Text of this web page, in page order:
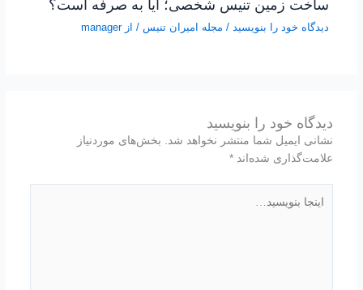
ساخت زمین تنیس شخصی؛ آیا به صرفه است؟
دیدگاه‌ خود را بنویسید / مجله امیران تنیس / از manager
دیدگاه‌ خود را بنویسید
نشانی ایمیل شما منتشر نخواهد شد.
بخش‌های موردنیاز
علامت‌گذاری شده‌اند *
بنویسید…